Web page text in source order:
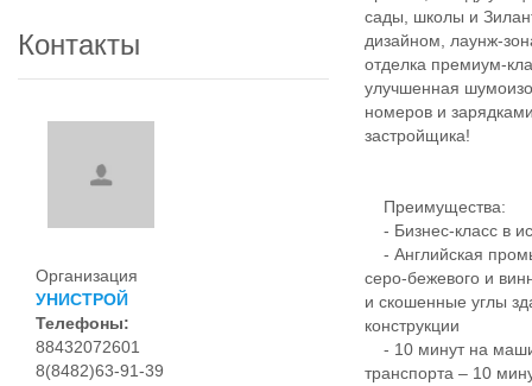
Контакты
Организация
УНИСТРОЙ
Телефоны:
88432072601
8(8482)63-91-39
сады, школы и
дизайном, лаунж-
отделка премиум-
улучшенная
номеров и
застройщика!
Преимущества:
- Бизнес-класс в
- Английская
серо-бежевого и
и скошенные углы
конструкции
- 10 минут на
транспорта – 10